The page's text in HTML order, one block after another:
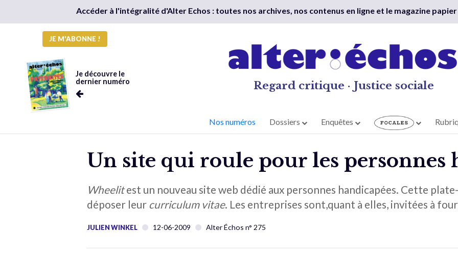
Accéder à l'intégralité d'Alter Echos : toutes nos archives, nos contenus en ligne et le magazine
JE M'ABONNE !
Je découvre le
dernier numéro
Regard critique · Justice sociale
Nos numéros Dossiers Enquêtes
Un site qui roule pour les personnes
Wheelitest un nouveau site web dédié aux personnes handicapées. Cette
déposer leur curriculum vitae. Les entreprises sont,quant à elles, invitées à
JULIEN WINKEL 12-06-2009 Alter Échos n° 275